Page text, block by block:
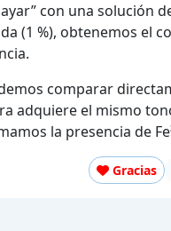
con una solución de
(1 %), obtenemos el
comparar
adquiere el mismo
la presencia de
Gracias